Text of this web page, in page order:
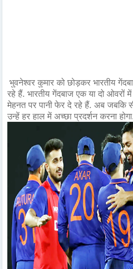
भुवनेश्वर कुमार को छोड़कर भारतीय
रहे हैं. भारतीय गेंदबाज एक या दो ओवरों
मेहनत पर पानी फेर दे रहे हैं. अब जबकि
उन्हें हर हाल में अच्छा प्रदर्शन करना